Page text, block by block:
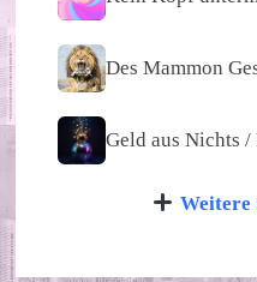
Des Mammon
Geld aus Nichts
Weitere